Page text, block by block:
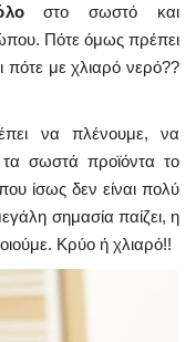
στο σωστό και
Πότε όμως πρέπει
με χλιαρό νερό??
να πλένουμε, να
τα σωστά προϊόντα το
ίσως δεν είναι πολύ
σημασία παίζει, η
Κρύο ή χλιαρό!!